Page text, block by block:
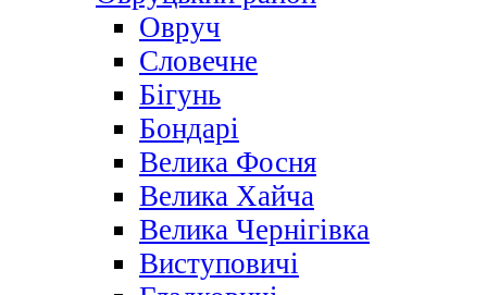
Овруч
Словечне
Бігунь
Бондарі
Велика Фосня
Велика Хайча
Велика Чернігівка
Виступовичі